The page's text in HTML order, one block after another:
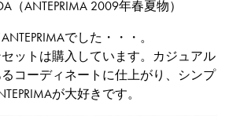
ANTEPRIMA 2009年春夏物）
でした・・・。
ットは購入しています。カジュアル
コーディネートに仕上がり、シンプ
が大好きです。